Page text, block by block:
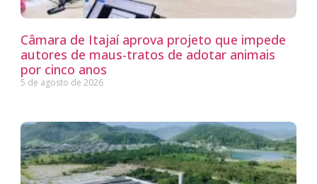
Câmara de Itajaí aprova projeto que impede
autores de maus-tratos de adotar animais
por cinco anos
5 de agosto de 2026